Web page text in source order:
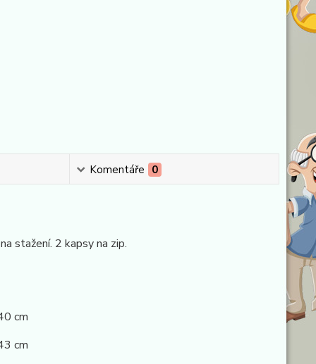
Komentáře 0
stažení. 2 kapsy na zip.
cm
cm